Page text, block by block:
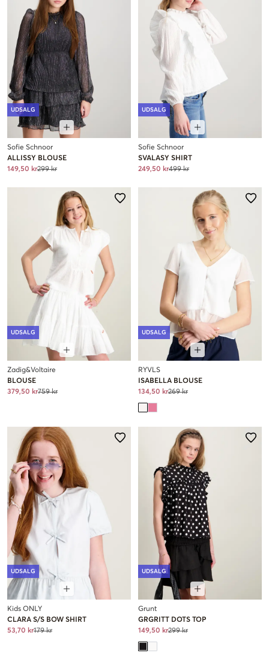
UDSALG
Sofie Schnoor
ALLISSY BLOUSE
149,50 kr299 kr
UDSALG
Sofie Schnoor
SVALASY SHIRT
249,50 kr499 kr
UDSALG
Zadig&Voltaire
BLOUSE
379,50 kr759 kr
UDSALG
RYVLS
ISABELLA BLOUSE
134,50 kr269 kr
UDSALG
Kids ONLY
CLARA S/S BOW SHIRT
53,70 kr179 kr
UDSALG
Grunt
GRGRITT DOTS TOP
149,50 kr299 kr